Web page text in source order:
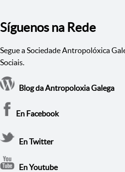
Síguenos na Rede
Segue a Sociedade Antropolóxica
Sociais.
Blog da Antropoloxia Galega
En Facebook
En Twitter
En Youtube